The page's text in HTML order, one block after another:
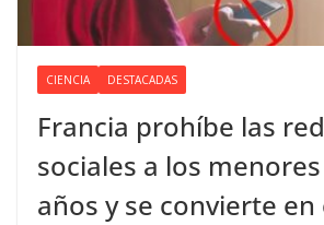
CIENCIA DESTACADAS
Francia prohíbe las
sociales a los
años y se convierte